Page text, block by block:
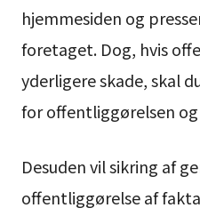
hjemmesiden og
foretaget. Dog, hvis
yderligere skade, skal
for offentliggørelsen
Desuden vil sikring af
offentliggørelse af